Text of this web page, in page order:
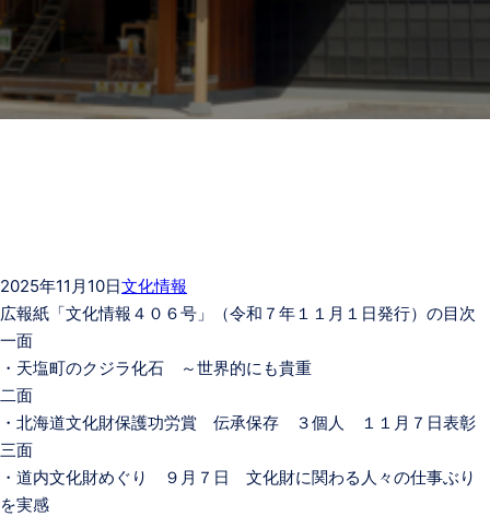
2025年11月10日文化情報
広報紙「文化情報４０６号」（令和７年１１月１日発行）の目次
一面
・天塩町のクジラ化石 ～世界的にも貴重
二面
・北海道文化財保護功労賞 伝承保存 ３個人 １１月７日表彰
三面
・道内文化財めぐり ９月７日 文化財に関わる人々の仕事ぶり
を実感